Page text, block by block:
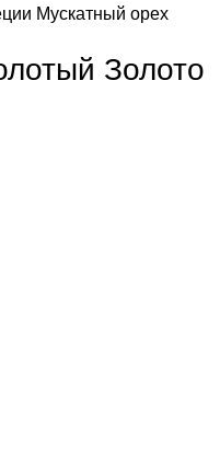
Мускатный орех
Золото